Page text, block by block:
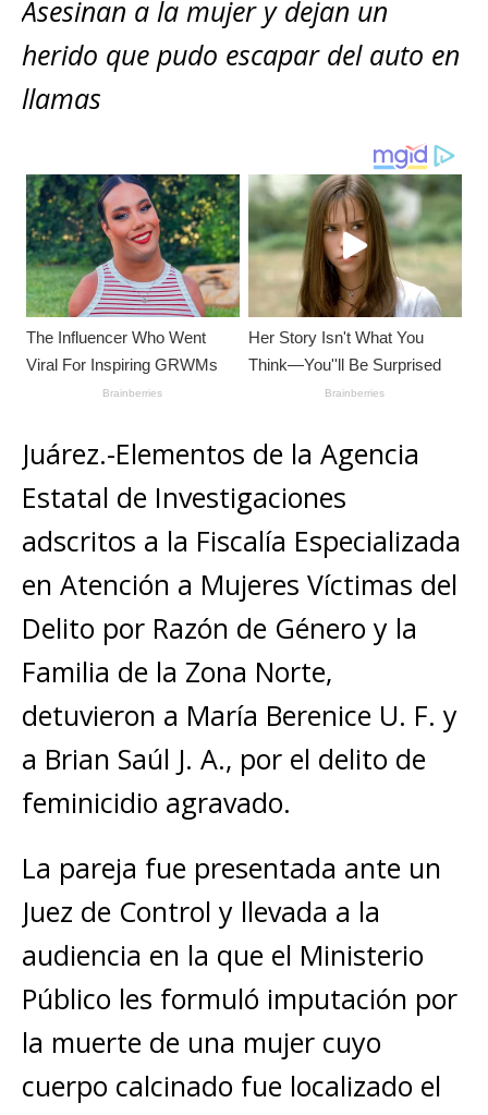
A
p
p
b
o
n
g
r Li
n
m
p
ar
ti
Asesinan a la mujer y dejan un
herido que pudo escapar del auto en
llamas
Juárez.-Elementos de la Agencia
Estatal de Investigaciones
adscritos a la Fiscalía Especializada
en Atención a Mujeres Víctimas del
Delito por Razón de Género y la
Familia de la Zona Norte,
detuvieron a María Berenice U. F. y
a Brian Saúl J. A., por el delito de
feminicidio agravado.
La pareja fue presentada ante un
Juez de Control y llevada a la
audiencia en la que el Ministerio
Público les formuló imputación por
la muerte de una mujer cuyo
cuerpo calcinado fue localizado el